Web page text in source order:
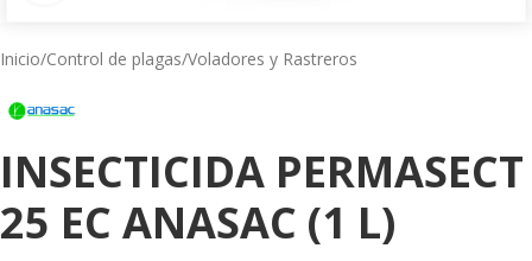
Inicio/Control de plagas/Voladores y Rastreros
INSECTICIDA PERMASECT
25 EC ANASAC (1 L)